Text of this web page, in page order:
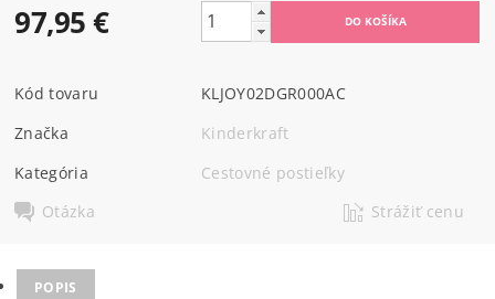
97,95 €
Kód tovaru
KLJOY02DGR000AC
Značka
Kinderkraft
Kategória
Cestovné postieľky
Otázka
Strážiť cenu
POPIS